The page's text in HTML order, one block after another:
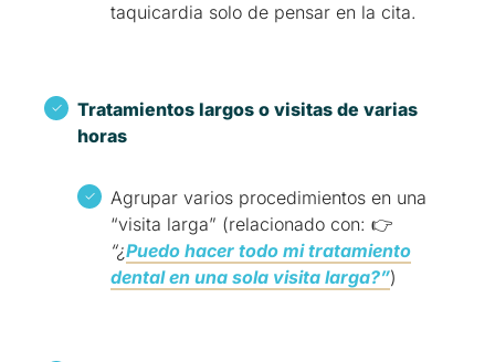
taquicardia solo de pensar en la cita.
Tratamientos largos o visitas de varias
horas
Agrupar varios procedimientos en una
“visita larga” (relacionado con: 👉
“¿Puedo hacer todo mi tratamiento
dental en una sola visita larga?”)